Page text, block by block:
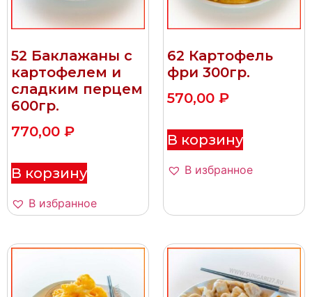
52 Баклажаны с
картофелем и
сладким перцем
600гр.
770,00 ₽
В корзину
В избранное
62 Картофель
фри 300гр.
570,00 ₽
В корзину
В избранное